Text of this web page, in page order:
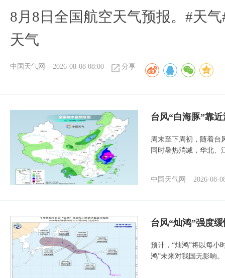
8月8日全国航空天气预报。#天
天气
中国天气网 2026-08-08 08:00 分享
台风“白海豚”靠
周末至下周初，随着台
同时暑热消减，华北、
中国天气网 2026-08-
台风“灿鸿”强度
预计，“灿鸿”将以每小
鸿”未来对我国无影响。